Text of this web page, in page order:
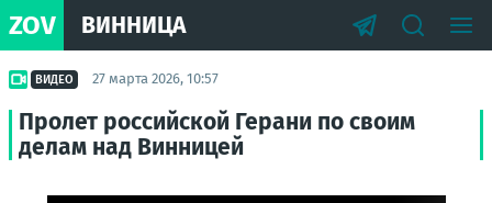
ZOV ВИННИЦА
ВИДЕО 27 марта 2026, 10:57
Пролет российской Герани по своим
делам над Винницей